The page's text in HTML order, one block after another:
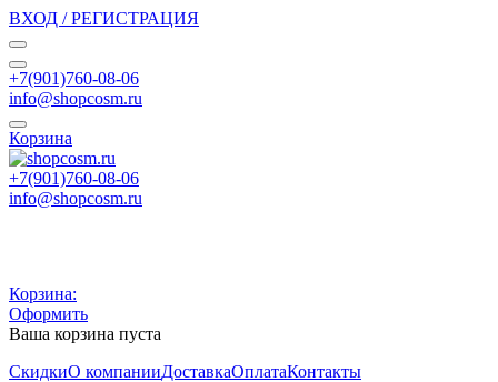
ВХОД / РЕГИСТРАЦИЯ
+7(901)760-08-06
info@shopcosm.ru
Корзина
+7(901)760-08-06
info@shopcosm.ru
Корзина:
Оформить
Ваша корзина пуста
СкидкиО компанииДоставкаОплатаКонтакты